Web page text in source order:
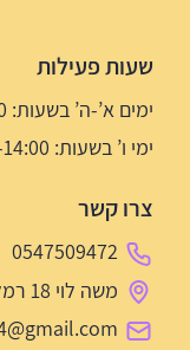
שעות פעילות
ימים א’-ה’ בשעות: 09:00-20:00
ימי ו’ בשעות: 09:00-14:00
צרו קשר
0547509472
משה לוי 18 רמלה (רשום מסיבאבלס על השלט בחנות)